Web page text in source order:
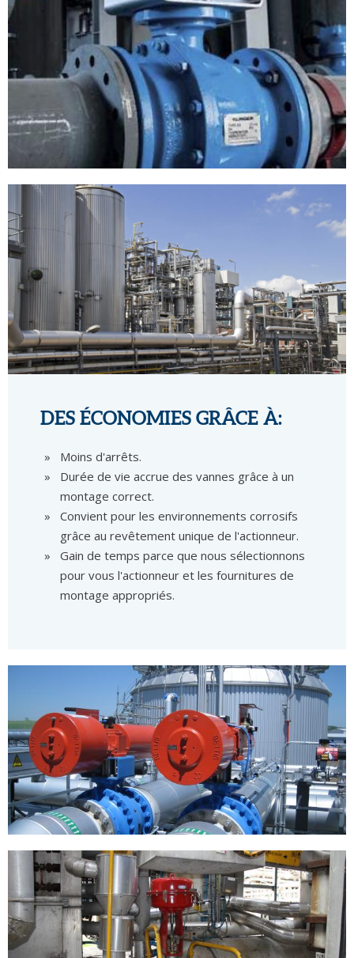
DES ÉCONOMIES GRÂCE À:
Moins d'arrêts.
Durée de vie accrue des vannes grâce à un
montage correct.
Convient pour les environnements corrosifs
grâce au revêtement unique de l'actionneur.
Gain de temps parce que nous sélectionnons
pour vous l'actionneur et les fournitures de
montage appropriés.